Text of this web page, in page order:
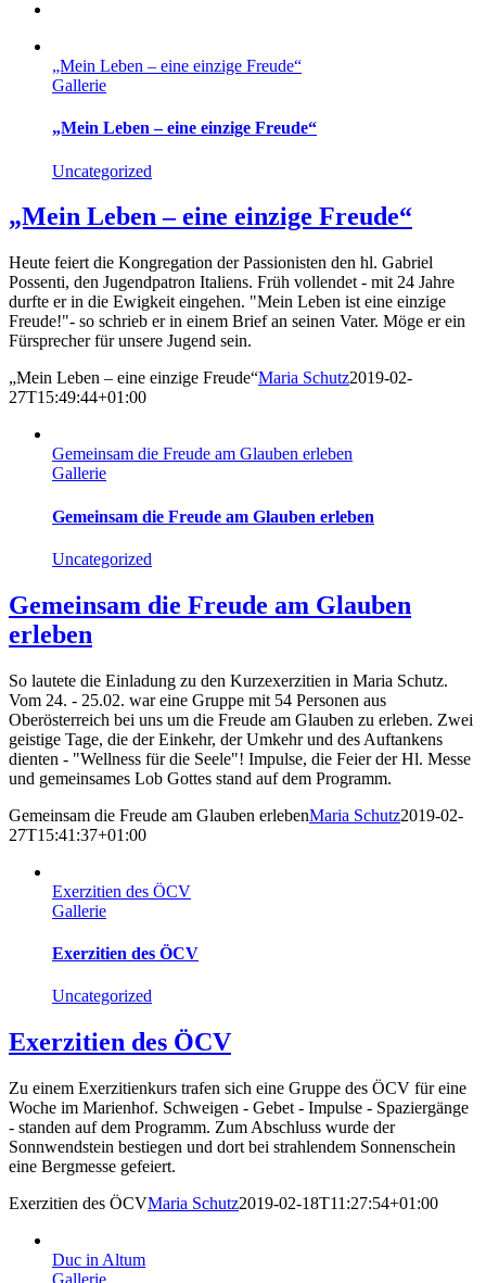
„Mein Leben – eine einzige Freude“
Gallerie
„Mein Leben – eine einzige Freude“
Uncategorized
„Mein Leben – eine einzige Freude“
Heute feiert die Kongregation der Passionisten den hl. Gabriel
Possenti, den Jugendpatron Italiens. Früh vollendet - mit 24 Jahre
durfte er in die Ewigkeit eingehen. "Mein Leben ist eine einzige
Freude!"- so schrieb er in einem Brief an seinen Vater. Möge er ein
Fürsprecher für unsere Jugend sein.
„Mein Leben – eine einzige Freude“Maria Schutz2019-02-
27T15:49:44+01:00
Gemeinsam die Freude am Glauben erleben
Gallerie
Gemeinsam die Freude am Glauben erleben
Uncategorized
Gemeinsam die Freude am Glauben
erleben
So lautete die Einladung zu den Kurzexerzitien in Maria Schutz.
Vom 24. - 25.02. war eine Gruppe mit 54 Personen aus
Oberösterreich bei uns um die Freude am Glauben zu erleben. Zwei
geistige Tage, die der Einkehr, der Umkehr und des Auftankens
dienten - "Wellness für die Seele"! Impulse, die Feier der Hl. Messe
und gemeinsames Lob Gottes stand auf dem Programm.
Gemeinsam die Freude am Glauben erlebenMaria Schutz2019-02-
27T15:41:37+01:00
Exerzitien des ÖCV
Gallerie
Exerzitien des ÖCV
Uncategorized
Exerzitien des ÖCV
Zu einem Exerzitienkurs trafen sich eine Gruppe des ÖCV für eine
Woche im Marienhof. Schweigen - Gebet - Impulse - Spaziergänge
- standen auf dem Programm. Zum Abschluss wurde der
Sonnwendstein bestiegen und dort bei strahlendem Sonnenschein
eine Bergmesse gefeiert.
Exerzitien des ÖCVMaria Schutz2019-02-18T11:27:54+01:00
Duc in Altum
Gallerie